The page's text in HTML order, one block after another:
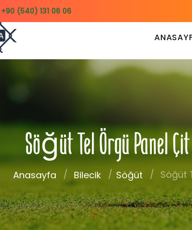
+90 (540) 131 06 06
Söğüt Tel Örgü Panel
Anasayfa Bilecik Söğüt Söğüt